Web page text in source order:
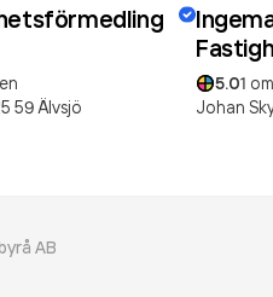
59 Älvsjö
5.01
Johan
AB